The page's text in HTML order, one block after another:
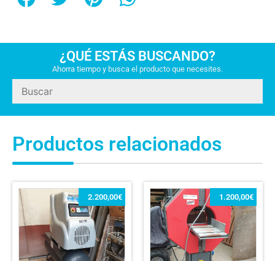
¿QUÉ ESTÁS BUSCANDO?
Ahorra tiempo y busca el producto que necesites.
Productos relacionados
2.200,00€ 1.200,00€